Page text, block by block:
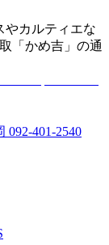
やカルティエな
「かめ吉」の通
092-401-2540